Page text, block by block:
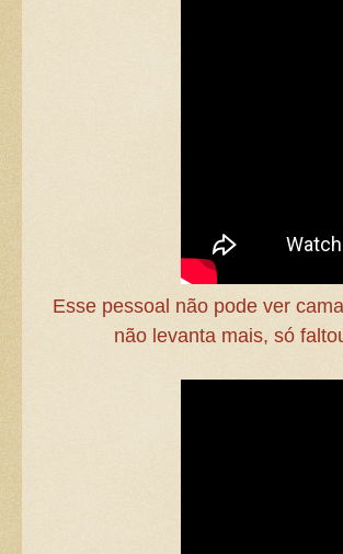
Esse pessoal não pode ver
não levanta mais, só